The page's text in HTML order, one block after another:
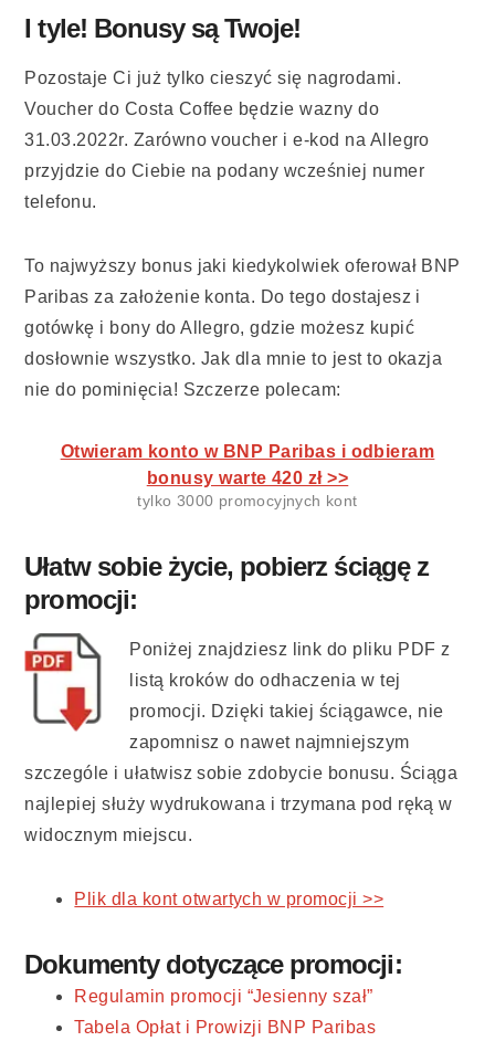
I tyle! Bonusy są Twoje!
Pozostaje Ci już tylko cieszyć się nagrodami.
Voucher do Costa Coffee będzie wazny do
31.03.2022r. Zarówno voucher i e-kod na Allegro
przyjdzie do Ciebie na podany wcześniej numer
telefonu.
To najwyższy bonus jaki kiedykolwiek oferował BNP
Paribas za założenie konta. Do tego dostajesz i
gotówkę i bony do Allegro, gdzie możesz kupić
dosłownie wszystko. Jak dla mnie to jest to okazja
nie do pominięcia! Szczerze polecam:
Otwieram konto w BNP Paribas i odbieram
bonusy warte 420 zł >>
tylko 3000 promocyjnych kont
Ułatw sobie życie, pobierz ściągę z
promocji:
Poniżej znajdziesz link do pliku PDF z
listą kroków do odhaczenia w tej
promocji. Dzięki takiej ściągawce, nie
zapomnisz o nawet najmniejszym
szczególe i ułatwisz sobie zdobycie bonusu. Ściąga
najlepiej służy wydrukowana i trzymana pod ręką w
widocznym miejscu.
Plik dla kont otwartych w promocji >>
Dokumenty dotyczące promocji:
Regulamin promocji “Jesienny szał”
Tabela Opłat i Prowizji BNP Paribas